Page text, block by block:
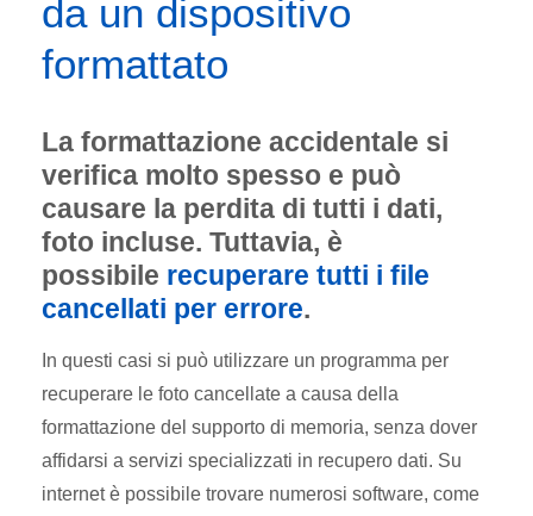
da un dispositivo
formattato
La formattazione accidentale si
verifica molto spesso e può
causare la perdita di tutti i dati,
foto incluse. Tuttavia, è
possibile recuperare tutti i file
cancellati per errore.
In questi casi si può utilizzare un programma per
recuperare le foto cancellate a causa della
formattazione del supporto di memoria, senza dover
affidarsi a servizi specializzati in recupero dati. Su
internet è possibile trovare numerosi software, come